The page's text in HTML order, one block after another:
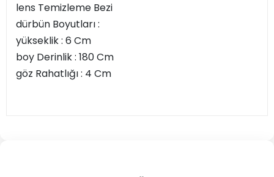
lens Temizleme Bezi
dürbün Boyutları :
yükseklik : 6 Cm
boy Derinlik : 180 Cm
göz Rahatlığı : 4 Cm